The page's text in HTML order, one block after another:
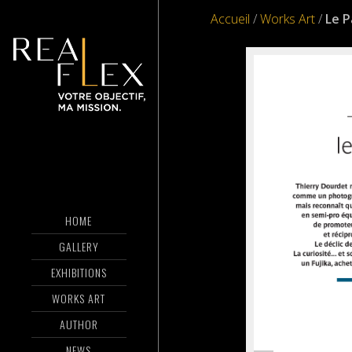
HOME
GALLERY
EXHIBITIONS
WORKS ART
AUTHOR
Accueil /Works Art/ Le